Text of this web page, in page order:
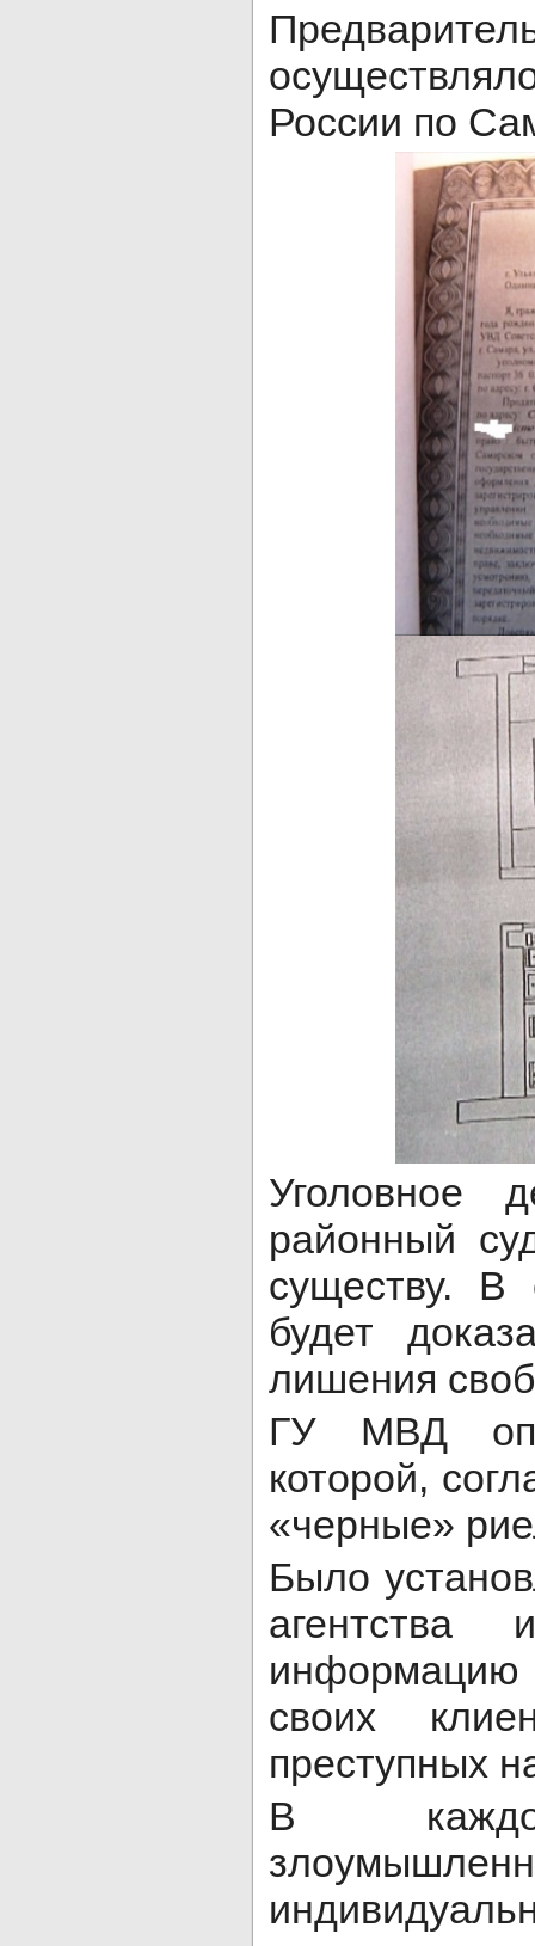
России по
Уголовное
районный
существу. В
будет
лишения
ГУ МВД
которой,
«черные»
Было
своих
преступных
В